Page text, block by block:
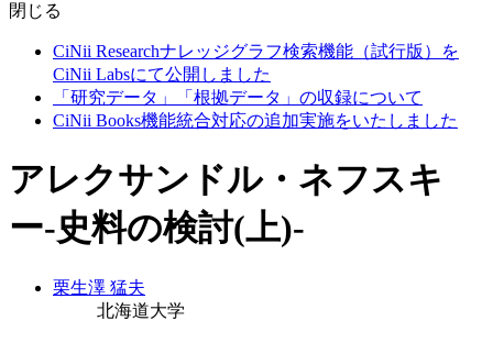
閉じる
CiNii Researchナレッジグラフ検索機能（試行版）を
CiNii Labsにて公開しました
「研究データ」「根拠データ」の収録について
CiNii Books機能統合対応の追加実施をいたしました
アレクサンドル・ネフスキ
ー-史料の検討(上)-
栗生澤 猛夫
北海道大学